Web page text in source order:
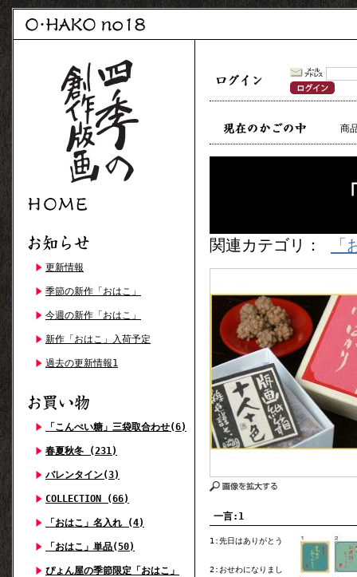
更新情報
季節の新作「おはこ」
今週の新作「おはこ」
新作「おはこ」入荷予定
過去の更新情報1
「こんぺい糖」三袋取合わせ(6)
春夏秋冬 (231)
バレンタイン(3)
COLLECTION (66)
「おはこ」名入れ (4)
「おはこ」単品(50)
ぴょん屋の季節限定「おはこ」
商
関連カテゴリ：
一言:1
1:先日はありがとう
2:おせわになりまし